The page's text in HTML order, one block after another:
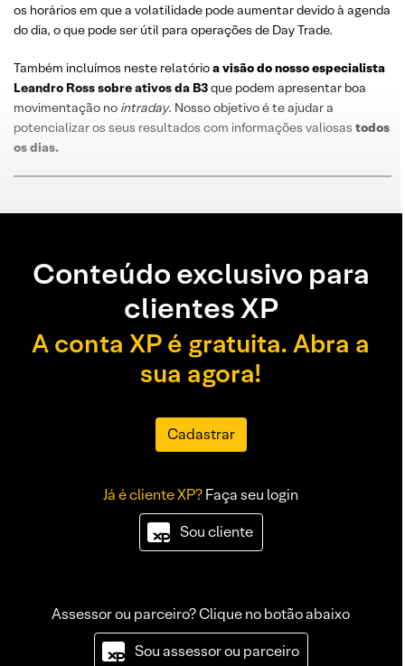
os horários em que a volatilidade pode aumentar devido à agenda
do dia, o que pode ser útil para operações de Day Trade.
Também incluímos neste relatórioa visão do nosso especialista
Leandro Rosssobreativos da B3que podem apresentar boa
movimentação no intraday. Nosso objetivo é te ajudar a
potencializar os seus resultados com informações valiosas todos
os dias.
Conteúdo exclusivo para
clientes XP
A conta XP é gratuita. Abra a
sua agora!
Cadastrar
Já é cliente XP?Faça seu login
Sou cliente
Assessor ou parceiro? Clique no botão abaixo
Sou assessor ou parceiro